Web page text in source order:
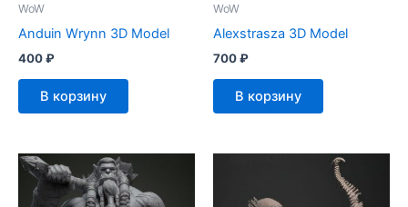
WoW
Anduin Wrynn 3D Model
400₽
В корзину
WoW
Alexstrasza 3D Model
700₽
В корзину